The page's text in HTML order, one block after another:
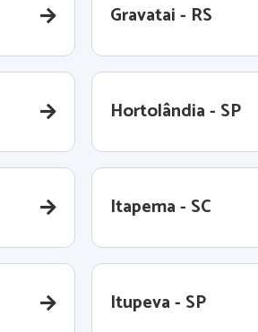
Gravatai - RS
Hortolândia - SP
Itapema - SC
Itupeva - SP